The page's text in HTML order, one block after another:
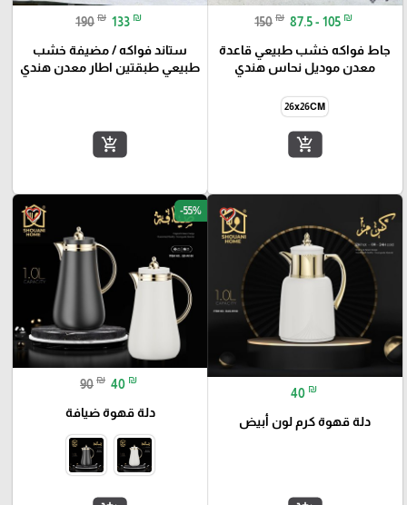
150 ₪ 87.5 - 105 ₪
جاط فواكه خشب طبيعي قاعدة
معدن موديل نحاس هندي
26x26CM
add_shopping_cart
190 ₪ 133 ₪
ستاند فواكه / مضيفة خشب
طبيعي طبقتين اطار معدن هندي
add_shopping_cart
favorite_border
40 ₪
دلة قهوة كرم لون أبيض
favorite_border -55%
90 ₪ 40 ₪
دلة قهوة ضيافة